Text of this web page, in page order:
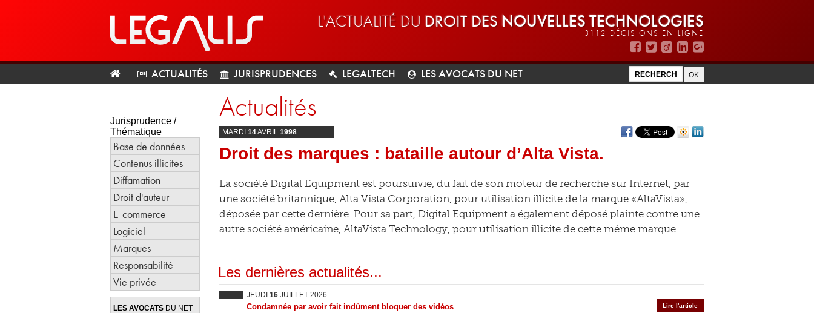
L'ACTUALITÉ DU DROIT DES NOUVELLES TECHNOLOGIES
3112 DÉCISIONS EN LIGNE
ACTUALITÉS JURISPRUDENCES LEGALTECH LES AVOCATS DU NET
Jurisprudence /
Thématique
Base de données
Contenus illicites
Diffamation
Droit d'auteur
E-commerce
Logiciel
Marques
Responsabilité
Vie privée
LES AVOCATS DU NET
Actualités
MARDI 14AVRIL 1998
Droit des marques : bataille autour d’Alta Vista.
La société Digital Equipment est poursuivie, du fait de son moteur de recherche sur Internet, par
une société britannique, Alta Vista Corporation, pour utilisation illicite de la marque «AltaVista»,
déposée par cette dernière. Pour sa part, Digital Equipment a également déposé plainte contre une
autre société américaine, AltaVista Technology, pour utilisation illicite de cette même marque.
Les dernières actualités...
JEUDI 16 JUILLET 2026
Lire l'article
Condamnée par avoir fait indûment bloquer des vidéos